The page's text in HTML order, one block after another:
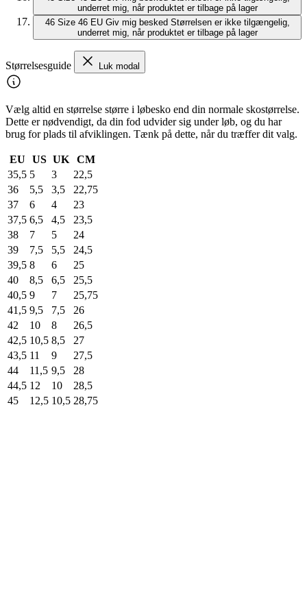
underret mig, når produktet er tilbage på lager
46 Size 46 EU Giv mig besked Størrelsen er ikke tilgængelig,
underret mig, når produktet er tilbage på lager
Størrelsesguide Luk modal
Vælg altid en størrelse større i løbesko end din normale skostørrelse.
Dette er nødvendigt, da din fod udvider sig under løb, og du har
brug for plads til afviklingen. Tænk på dette, når du træffer dit valg.
EU US UK
CM
35,5 5 3
22,5
36
5,5 3,5
22,75
37
6 4
23
37,5 6,5 4,5
23,5
38
7 5
24
39
7,5 5,5
24,5
39,5 8 6
25
40
8,5 6,5
25,5
40,5 9 7
25,75
41,5 9,5 7,5
26
42
10 8
26,5
42,5 10,5 8,5
27
43,5 11 9
27,5
44
11,5 9,5
28
44,5 12 10
28,5
45
12,5 10,5 28,75